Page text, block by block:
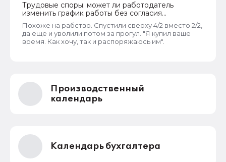
Трудовые споры: может ли работодатель
изменить график работы без согласия
сотрудника
Похоже на рабство. Спустили сверху 4/2 вместо 2/2,
да еще и уволили потом за прогул. "Я купил ваше
время. Как хочу, так и распоряжаюсь им".
Производственный
календарь
Календарь бухгалтера